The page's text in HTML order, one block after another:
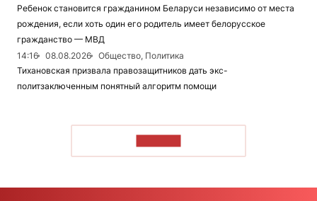
Ребенок становится гражданином Беларуси независимо от места
рождения, если хоть один его родитель имеет белорусское
гражданство — МВД
14:16
08.08.2026
Общество, Политика
Тихановская призвала правозащитников дать экс-
политзаключенным понятный алгоритм помощи